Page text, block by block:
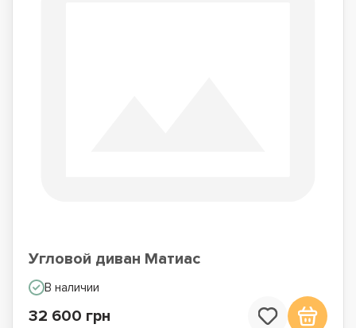
Угловой диван Матиас
В наличии
32 600 грн